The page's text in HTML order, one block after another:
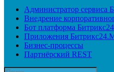
Администратор сервиса
Внедрение
Бот платформа Битрикс24
Приложения
Бизнес-процессы
Партнёрский REST